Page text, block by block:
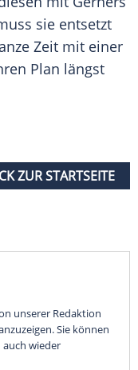
sie entsetzt
Zeit mit einer
Plan längst
ZUR STARTSEITE
unserer Redaktion
Sie können
auch wieder